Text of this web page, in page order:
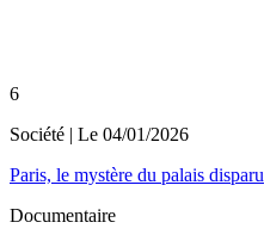
6
Société | Le 04/01/2026
Paris, le mystère du palais disparu
Documentaire